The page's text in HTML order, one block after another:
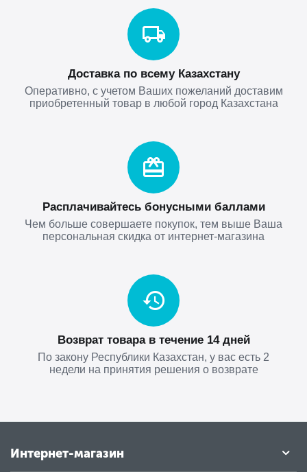
Доставка по всему Казахстану
Оперативно, с учетом Ваших пожеланий доставим
приобретенный товар в любой город Казахстана
Расплачивайтесь бонусными баллами
Чем больше совершаете покупок, тем выше Ваша
персональная скидка от интернет-магазина
Возврат товара в течение 14 дней
По закону Республики Казахстан, у вас есть 2
недели на принятия решения о возврате
Интернет-магазин